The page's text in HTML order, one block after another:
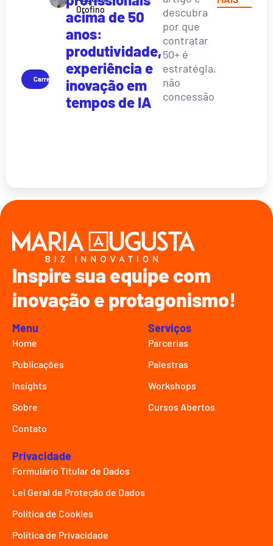
Carreira
Orofino
acima de 50
anos:
produtividade,
experiência e
inovação em
tempos de IA
descubra
por que
contratar
50+ é
estratégia,
não
concessão
Inspire sua equipe com
inovação e protagonismo!
Menu
Home
Publicações
Insights
Sobre
Contato
Serviços
Parcerias
Palestras
Workshops
Cursos Abertos
Privacidade
Formulário Títular de Dados
Lei Geral de Proteção de Dados
Política de Cookies
Política de Privacidade